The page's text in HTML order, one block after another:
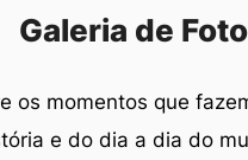
de Fotos
Galeria de
os momentos que
e do dia a dia do